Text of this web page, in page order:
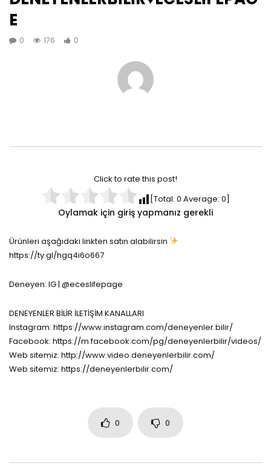
E
0 176 0
Click to rate this post!
[Total: 0 Average: 0]
Oylamak için giriş yapmanız gerekli
Ürünleri aşağıdaki linkten satın alabilirsin
https://ty.gl/hgq4i6o667
Deneyen: IG | @eceslifepage
DENEYENLER BİLİR İLETİŞİM KANALLARI
Instagram: https://www.instagram.com/deneyenler.bilir/
Facebook: https://m.facebook.com/pg/deneyenlerbilir/videos/
Web sitemiz: http://www.video.deneyenlerbilir.com/
Web sitemiz: https://deneyenlerbilir.com/
0 0